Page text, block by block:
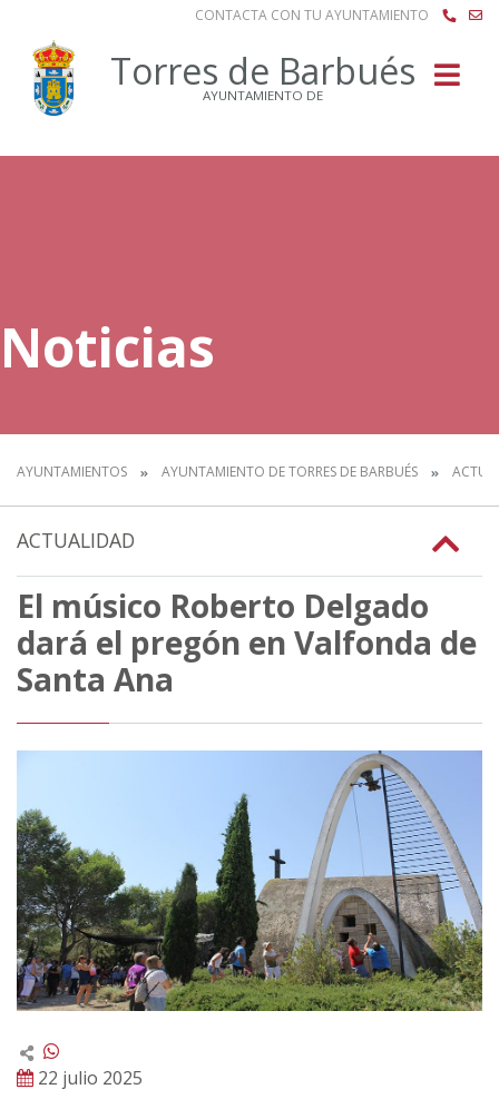
CONTACTA CON TU AYUNTAMIENTO
Torres de Barbués
AYUNTAMIENTO DE
Noticias
AYUNTAMIENTOS AYUNTAMIENTO DE TORRES DE BARBUÉS
ACTUALIDAD
El músico Roberto Delgado
dará el pregón en Valfonda de
Santa Ana
22 julio 2025